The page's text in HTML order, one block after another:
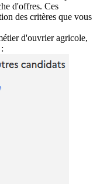
d'offres. Ces
des critères que vous
d'ouvrier agricole,